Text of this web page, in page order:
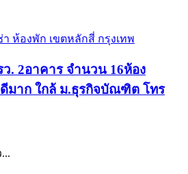
ห้องพัก เขตหลักสี่ กรุงเทพ
. 2อาคาร จำนวน 16ห้อง
มาก ใกล้ ม.ธุรกิจบัณฑิต โทร